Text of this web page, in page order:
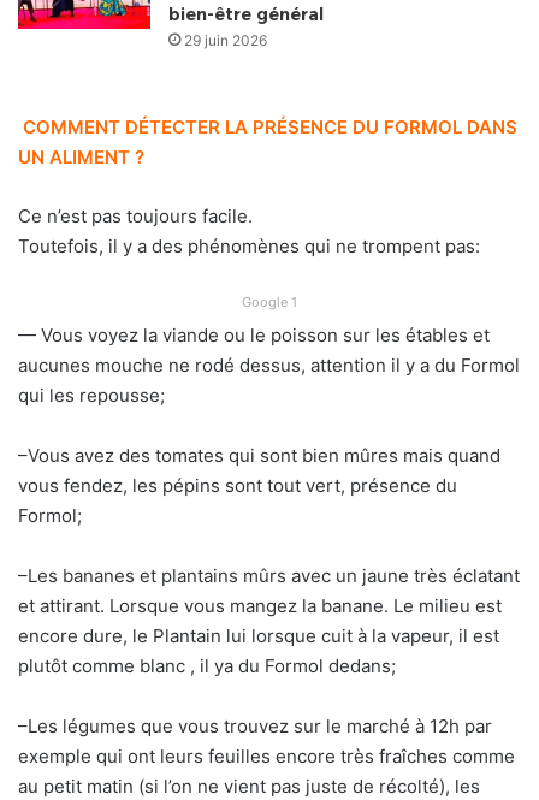
bien-être général
29 juin 2026
COMMENT DÉTECTER LA PRÉSENCE DU FORMOL DANS
UN ALIMENT ?
Ce n’est pas toujours facile.
Toutefois, il y a des phénomènes qui ne trompent pas:
Google 1
— Vous voyez la viande ou le poisson sur les étables et
aucunes mouche ne rodé dessus, attention il y a du Formol
qui les repousse;
–Vous avez des tomates qui sont bien mûres mais quand
vous fendez, les pépins sont tout vert, présence du
Formol;
–Les bananes et plantains mûrs avec un jaune très éclatant
et attirant. Lorsque vous mangez la banane. Le milieu est
encore dure, le Plantain lui lorsque cuit à la vapeur, il est
plutôt comme blanc , il ya du Formol dedans;
–Les légumes que vous trouvez sur le marché à 12h par
exemple qui ont leurs feuilles encore très fraîches comme
au petit matin (si l’on ne vient pas juste de récolté), les